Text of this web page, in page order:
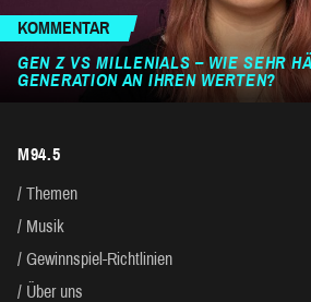
KOMMENTAR
GEN Z VS MILLENIALS – WIE SEHR
GENERATION AN IHREN WERTEN?
M94.5
Themen
Musik
Gewinnspiel-Richtlinien
Über uns